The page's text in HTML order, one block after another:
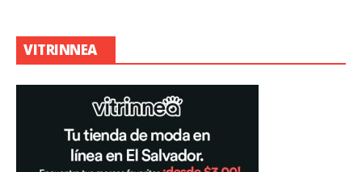
VITRINNEA